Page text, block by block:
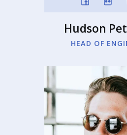
Hudson
HEAD OF